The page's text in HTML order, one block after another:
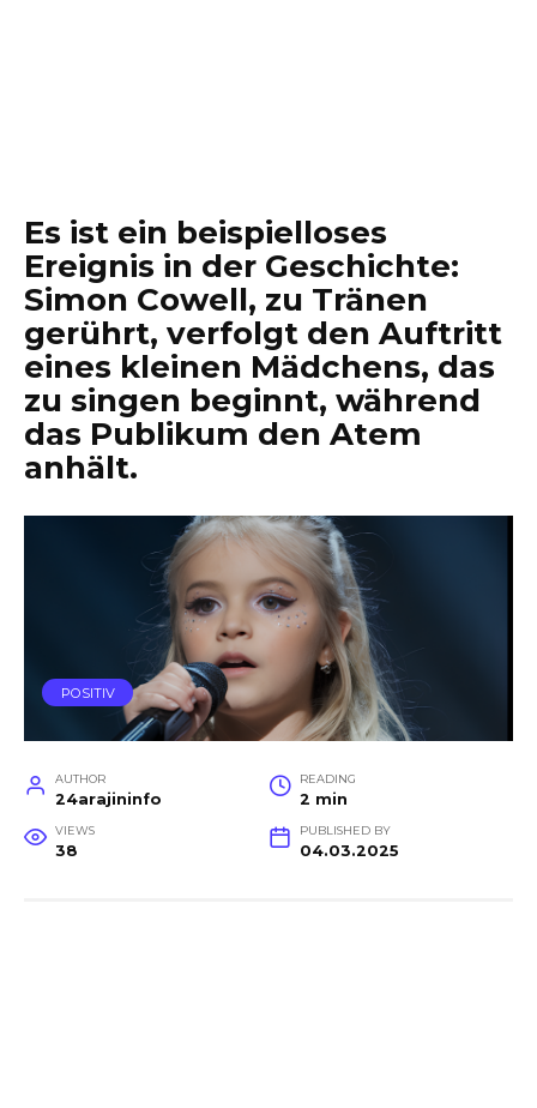
Es ist ein beispielloses
Ereignis in der Geschichte:
Simon Cowell, zu Tränen
gerührt, verfolgt den Auftritt
eines kleinen Mädchens, das
zu singen beginnt, während
das Publikum den Atem
anhält.
POSITIV
AUTHOR
24arajininfo
READING
2 min
VIEWS
38
PUBLISHED BY
04.03.2025